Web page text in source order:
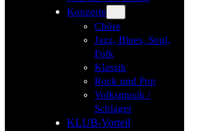
Konzerte
Chöre
Jazz, Blues, Soul,
Folk
Klassik
Rock und Pop
Volksmusik /
Schlager
KLUB-Vorteil